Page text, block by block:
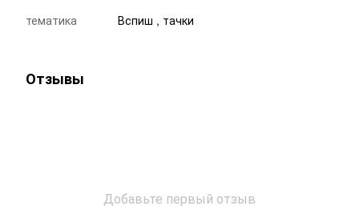
тематика Вспиш , тачки
Отзывы
Добавьте первый отзыв